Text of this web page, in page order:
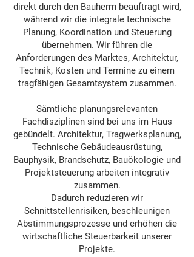
direkt durch den Bauherrn beauftragt wird,
während wir die integrale technische
Planung, Koordination und Steuerung
übernehmen. Wir führen die
Anforderungen des Marktes, Architektur,
Technik, Kosten und Termine zu einem
tragfähigen Gesamtsystem zusammen.
Sämtliche planungsrelevanten
Fachdisziplinen sind bei uns im Haus
gebündelt. Architektur, Tragwerksplanung,
Technische Gebäudeausrüstung,
Bauphysik, Brandschutz, Bauökologie und
Projektsteuerung arbeiten integrativ
zusammen.
Dadurch reduzieren wir
Schnittstellenrisiken, beschleunigen
Abstimmungsprozesse und erhöhen die
wirtschaftliche Steuerbarkeit unserer
Projekte.